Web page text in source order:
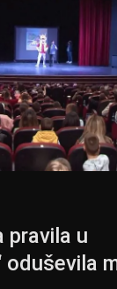
pravila u
oduševila